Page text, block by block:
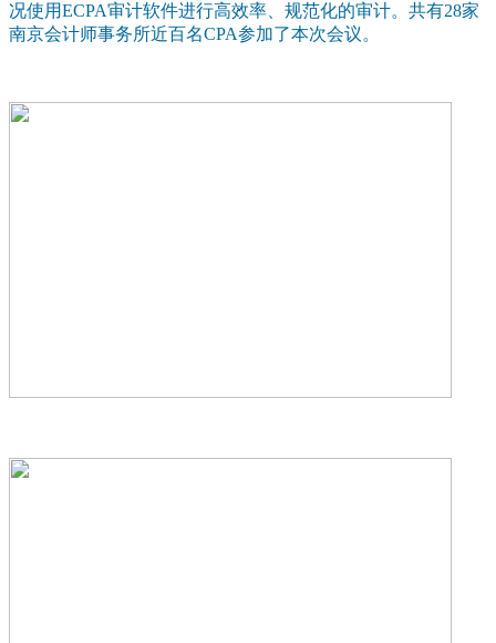
况使用ECPA审计软件进行高效率、规范化的审计。共有28家
南京会计师事务所近百名CPA参加了本次会议。